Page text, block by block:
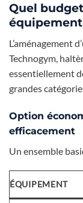
Quel
équipement
L’aménagement
Technogym,
essentiellement
grandes
Option
efficacement
Un ensemble
ÉQUIPEMENT